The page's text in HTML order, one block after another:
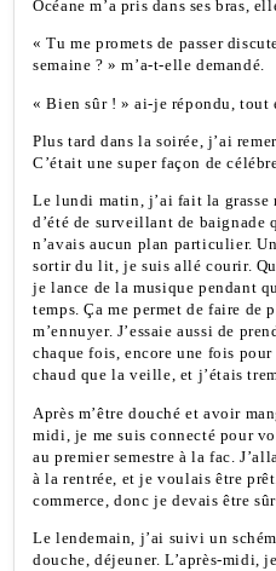
Océane m’a pris dans ses bras,
« Tu me promets de passer
semaine ? » m’a-t-elle demandé.
« Bien sûr ! » ai-je répondu, tout
Plus tard dans la soirée, j’ai
C’était une super façon de
Le lundi matin, j’ai fait la grasse
d’été de surveillant de baignade
n’avais aucun plan particulier.
sortir du lit, je suis allé courir.
je lance de la musique pendant
temps. Ça me permet de faire de
m’ennuyer. J’essaie aussi de
chaque fois, encore une fois
chaud que la veille, et j’étais
Après m’être douché et avoir
midi, je me suis connecté pour
au premier semestre à la fac.
à la rentrée, et je voulais être
commerce, donc je devais être
Le lendemain, j’ai suivi un
douche, déjeuner. L’après-midi,